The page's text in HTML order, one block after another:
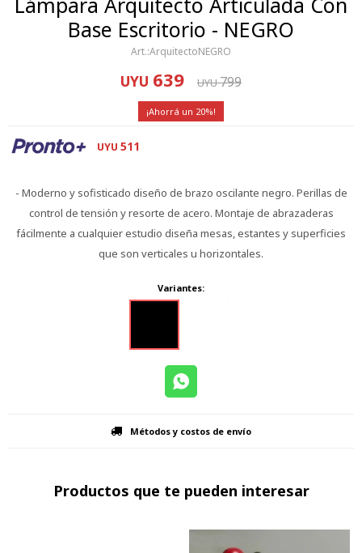
Base Escritorio - NEGRO
ArquitectoNEGRO
UYU 639 UYU799
20
UYU 511
- Moderno y sofisticado diseño de brazo oscilante negro. Perillas de
control de tensión y resorte de acero. Montaje de abrazaderas
fácilmente a cualquier estudio diseña mesas, estantes y superficies
que son verticales u horizontales.
Variantes:
Métodos y costos de envío
Productos que te pueden interesar